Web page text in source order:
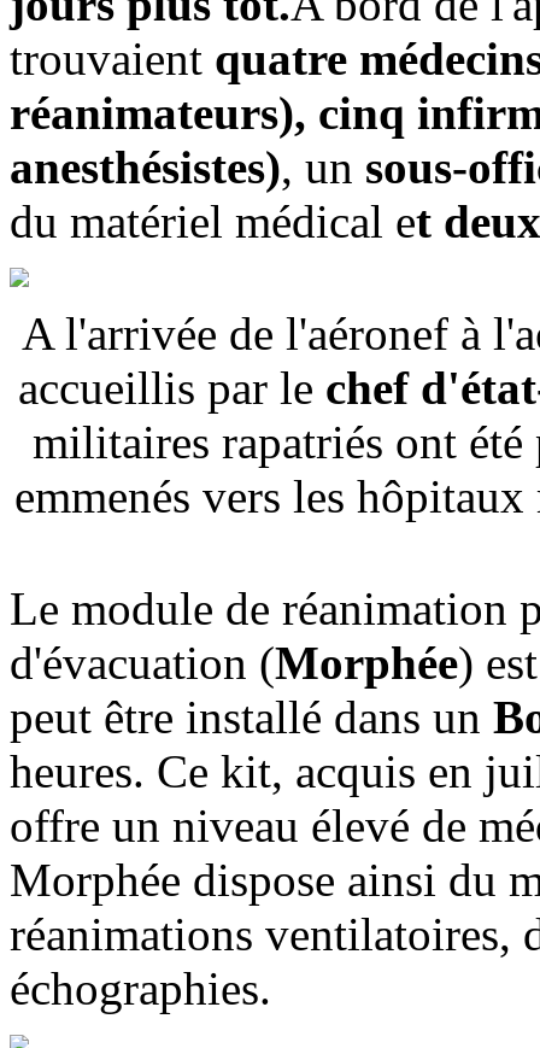
trouvaient quatre
réanimateurs), cinq
anesthésistes), un sous-
du matériel médical et
A l'arrivée de l'aéronef à
accueillis par le chef
militaires rapatriés ont été
emmenés vers les
Le module de réanimation
d'évacuation (Morphée)
peut être installé dans un
heures. Ce kit, acquis en
offre un niveau élevé de
Morphée dispose ainsi du
réanimations ventilatoires,
échographies.